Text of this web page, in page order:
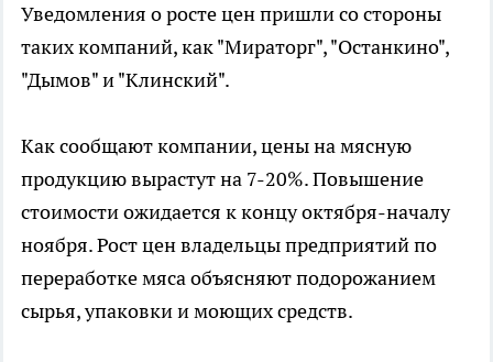
Уведомления о росте цен пришли со стороны
таких компаний, как "Мираторг", "Останкино",
"Дымов" и "Клинский".
Как сообщают компании, цены на мясную
продукцию вырастут на 7-20%. Повышение
стоимости ожидается к концу октября-началу
ноября. Рост цен владельцы предприятий по
переработке мяса объясняют подорожанием
сырья, упаковки и моющих средств.